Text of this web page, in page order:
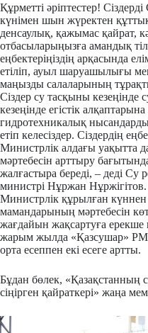
Құрметті әріптестер!
күнімен шын жүректен
денсаулық, қажымас қайрат,
отбасыларыңызға амандық
еңбектеріңіздің арқасында
етіліп, ауыл шаруашылығы
маңызды салаларының
Сіздер су тасқыны кезеңінде
кезеңінде егістік
гидротехникалық
етіп келесіздер. Сіздердің
Министрлік алдағы уақытта
мәртебесін арттыру
жалғастыра береді, – деді Су
министрі Нұржан Нұржігітов.
Министрлік құрылған
мамандарының мәртебесін
жағдайын жақсартуға ерекше
жарым жылда «Қазсушар»
орта есеппен екі есеге артты.
Бұдан бөлек,
сіңірген қайраткері» жаңа